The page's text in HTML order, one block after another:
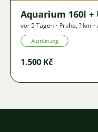
Aquarium 160l
vor 5 Tagen • Praha,? km •
Ausrüstung
1.500 Kč